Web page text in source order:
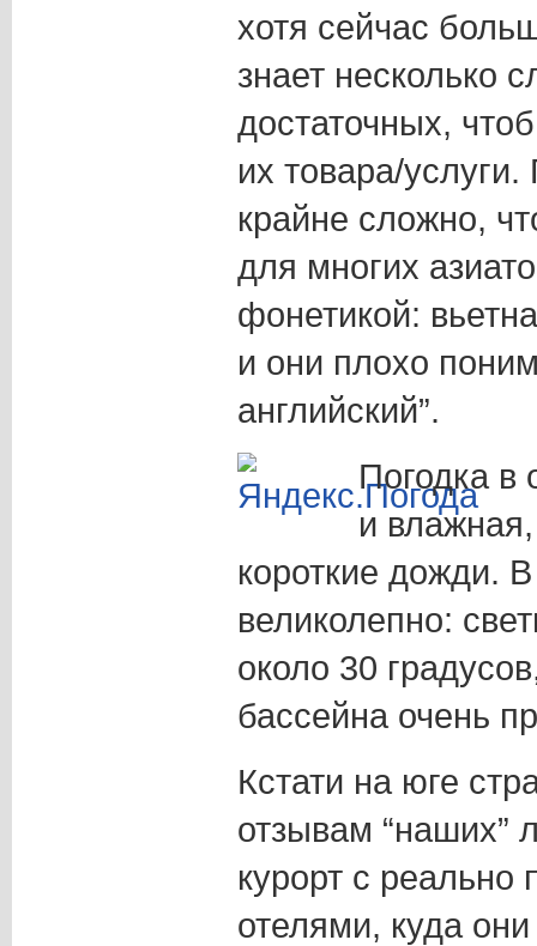
хотя сейчас
знает несколько
достаточных,
их товара/
крайне сложно,
для многих
фонетикой:
и они плохо
английский”.
Погодка в
и
короткие дожди.
великолепно:
около 30
бассейна очень
Кстати на юге
отзывам “наших”
курорт с реально
отелями, куда